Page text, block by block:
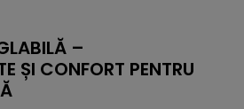
–
ȘI CONFORT PENTRU